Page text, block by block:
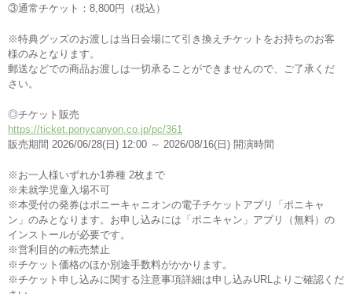
③通常チケット：8,800円（税込）
※特典グッズのお渡しは当日会場にて引き換えチケットをお持ちのお客
様のみとなります。
郵送などでの商品お渡しは一切承ることができませんので、ご了承くだ
さい。
◎チケット販売
https://ticket.ponycanyon.co.jp/pc/361
販売期間 2026/06/28(日) 12:00 ～ 2026/08/16(日) 開演時間
※お一人様いずれか1券種 2枚まで
※未就学児童入場不可
※本受付の発券はポニーキャニオンの電子チケットアプリ「ポニキャ
ン」のみとなります。お申し込みには「ポニキャン」アプリ（無料）の
インストールが必要です。
※営利目的の転売禁止
※チケット価格のほか別途手数料がかかります。
※チケット申し込みに関する注意事項詳細は申し込みURLよりご確認くだ